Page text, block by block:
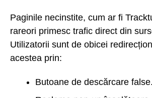
Paginile necinstite, cum ar fi
rareori primesc trafic direct din
Utilizatorii sunt de obicei
acestea prin:
Butoane de descărcare false.